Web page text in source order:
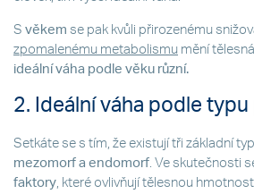
S věkem se pak kvůli přirozenému
zpomalenému metabolismu mění
ideální váha podle věku různí.
2. Ideální váha podle
Setkáte se s tím, že existují tři základní
mezomorf a endomorf . Ve skutečnosti
faktory , které ovlivňují tělesnou